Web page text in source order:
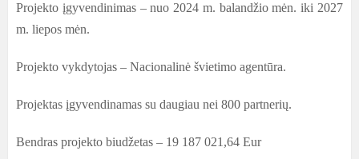
Projekto įgyvendinimas – nuo 2024 m. balandžio mėn. iki 2027
m. liepos mėn.
Projekto vykdytojas – Nacionalinė švietimo agentūra.
Projektas įgyvendinamas su daugiau nei 800 partnerių.
Bendras projekto biudžetas – 19 187 021,64 Eur